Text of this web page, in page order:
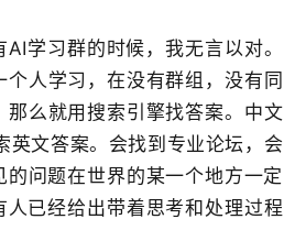
学习群的时候，​我无言以对。
人学习，在没有群组，没有同
么就用搜索引擎找答案。中文
英文​答案。会找到专业论坛，会
问题在世界的某一个地方一定
已经给出​带着思考和处理过程